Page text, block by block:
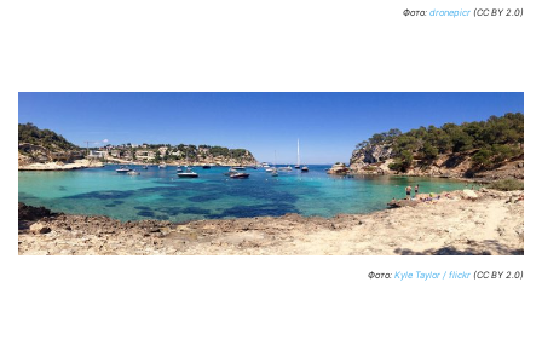
Фото: dronepicr (CC BY 2.0)
Фото: Kyle Taylor / flickr (CC BY 2.0)